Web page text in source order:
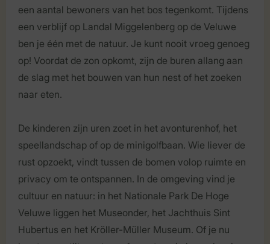
een aantal bewoners van het bos tegenkomt. Tijdens
een verblijf op Landal Miggelenberg op de Veluwe
ben je één met de natuur. Je kunt nooit vroeg genoeg
op! Voordat de zon opkomt, zijn de buren allang aan
de slag met het bouwen van hun nest of het zoeken
naar eten.
De kinderen zijn uren zoet in het avonturenhof, het
speellandschap of op de minigolfbaan. Wie liever de
rust opzoekt, vindt tussen de bomen volop ruimte en
privacy om te ontspannen. In de omgeving vind je
cultuur en natuur: in het Nationale Park De Hoge
Veluwe liggen het Museonder, het Jachthuis Sint
Hubertus en het Kröller-Müller Museum. Of je nu